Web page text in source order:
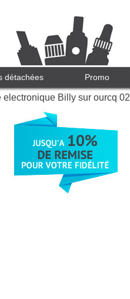
electronique Billy sur ourcq 02
détachées Promo